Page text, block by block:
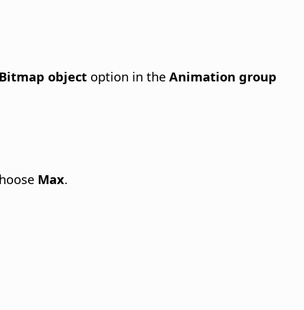
Bitmap object option in the Animation group
Max.